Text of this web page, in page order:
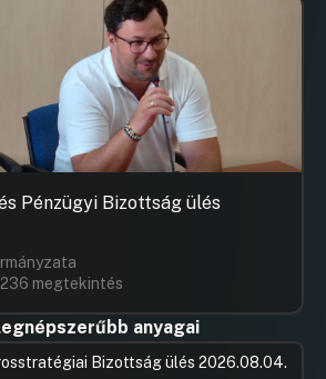
Pénzügyi Bizottság ülés
236 megtekintés
anyagai
Bizottság ülés 2026.08.04.